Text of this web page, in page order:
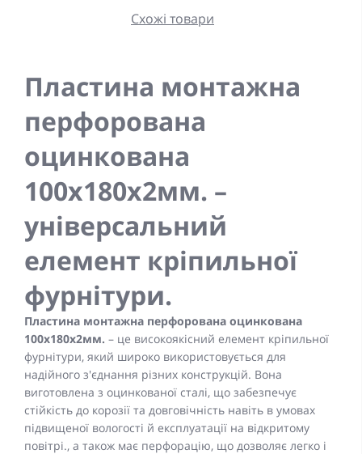
Схожі товари
Пластина монтажна
перфорована
оцинкована
100x180x2мм. –
універсальний
елемент кріпильної
фурнітури.
Пластина монтажна перфорована оцинкована
100x180x2мм. – це високоякісний елемент кріпильної
фурнітури, який широко використовується для
надійного з'єднання різних конструкцій. Вона
виготовлена з оцинкованої сталі, що забезпечує
стійкість до корозії та довговічність навіть в умовах
підвищеної вологості й експлуатації на відкритому
повітрі., а також має перфорацію, що дозволяє легко і